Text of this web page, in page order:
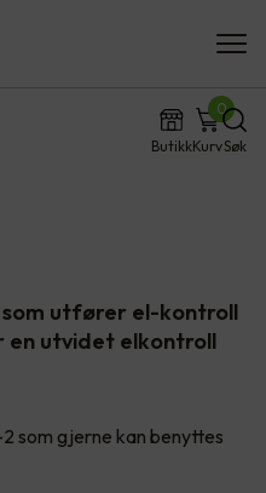
ButikkKurv
0
Søk
utfører el-kontroll
en utvidet elkontroll
som gjerne kan benyttes